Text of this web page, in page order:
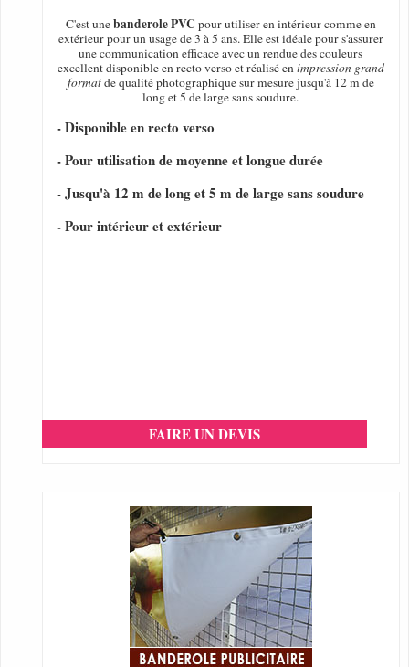
C'est unebanderole PVC pour utiliser en intérieur comme en
extérieur pour un usage de 3 à 5 ans. Elle est idéale pour s'assurer
une communication efficace avec un rendue des couleurs
excellent disponible en recto verso et réalisé enimpression grand
formatde qualité photographique sur mesure jusqu'à 12 m de
long et 5 de large sans soudure.
- Disponible en recto verso
- Pour utilisation de moyenne et longue durée
- Jusqu'à 12 m de long et 5 m de large sans soudure
- Pour intérieur et extérieur
FAIRE UN DEVIS